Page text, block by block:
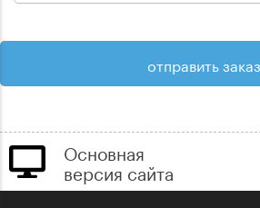
Основная
версия сайта